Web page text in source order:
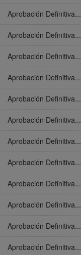
Aprobación Definitiva...
Aprobación Definitiva...
Aprobación Definitiva...
Aprobación Definitiva...
Aprobación Definitiva...
Aprobación Definitiva...
Aprobación Definitiva...
Aprobación Definitiva...
Aprobación Definitiva...
Aprobación Definitiva...
Aprobación Definitiva...
Aprobación Definitiva...